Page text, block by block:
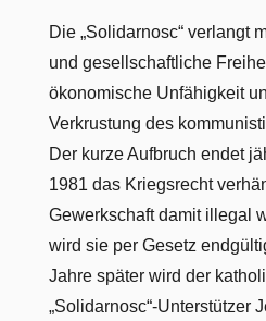
Die „Solidarnosc“ verlangt
und gesellschaftliche
ökonomische Unfähigkeit
Verkrustung des
Der kurze Aufbruch endet
1981 das Kriegsrecht
Gewerkschaft damit illegal
wird sie per Gesetz
Jahre später wird der
„Solidarnosc“-Unterstützer